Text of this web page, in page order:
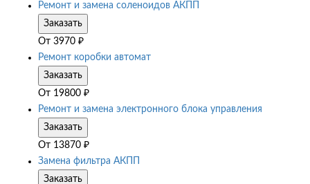
Ремонт и замена соленоидов АКПП
Заказать
От 3970 ₽
Ремонт коробки автомат
Заказать
От 19800 ₽
Ремонт и замена электронного блока управления
Заказать
От 13870 ₽
Замена фильтра АКПП
Заказать